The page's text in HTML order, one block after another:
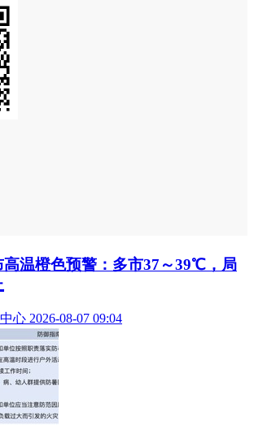
高温橙色预警：多市37～39℃，局
心 2026-08-07 09:04